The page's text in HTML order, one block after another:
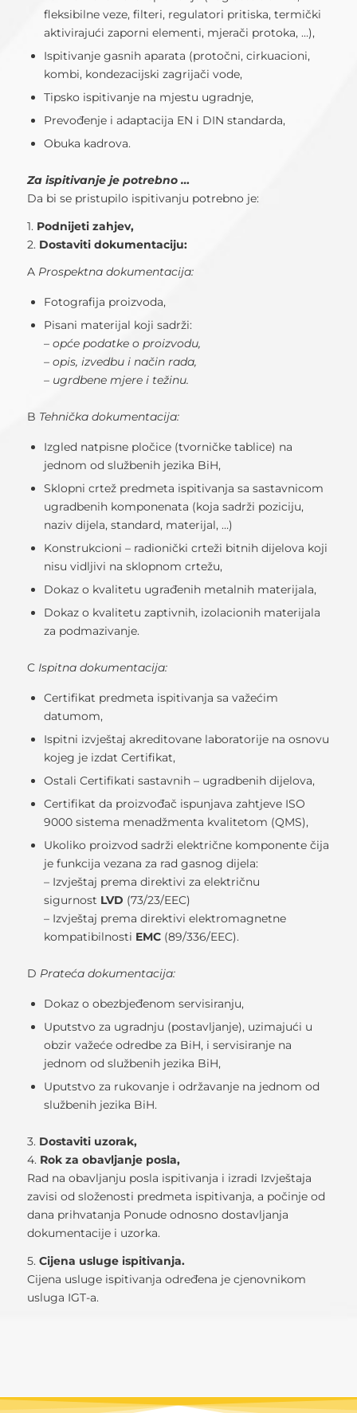
fleksibilne veze, filteri, regulatori pritiska, termički
aktivirajući zaporni elementi, mjerači protoka, …),
Ispitivanje gasnih aparata (protočni, cirkuacioni,
kombi, kondezacijski zagrijači vode,
Tipsko ispitivanje na mjestu ugradnje,
Prevođenje i adaptacija EN i DIN standarda,
Obuka kadrova.
Za ispitivanje je potrebno …
Da bi se pristupilo ispitivanju potrebno je:
1. Podnijeti zahjev,
2. Dostaviti dokumentaciju:
AProspektna dokumentacija:
Fotografija proizvoda,
Pisani materijal koji sadrži:
– opće podatke o proizvodu,
– opis, izvedbu i način rada,
– ugrdbene mjere i težinu.
B Tehnička dokumentacija:
Izgled natpisne pločice (tvorničke tablice) na
jednom od službenih jezika BiH,
Sklopni crtež predmeta ispitivanja sa sastavnicom
ugradbenih komponenata (koja sadrži poziciju,
naziv dijela, standard, materijal, …)
Konstrukcioni – radionički crteži bitnih dijelova koji
nisu vidljivi na sklopnom crtežu,
Dokaz o kvalitetu ugrađenih metalnih materijala,
Dokaz o kvalitetu zaptivnih, izolacionih materijala
za podmazivanje.
C Ispitna dokumentacija:
Certifikat predmeta ispitivanja sa važećim
datumom,
Ispitni izvještaj akreditovane laboratorije na osnovu
kojeg je izdat Certifikat,
Ostali Certifikati sastavnih – ugradbenih dijelova,
Certifikat da proizvođač ispunjava zahtjeve ISO
9000 sistema menadžmenta kvalitetom (QMS),
Ukoliko proizvod sadrži električne komponente čija
je funkcija vezana za rad gasnog dijela:
– Izvještaj prema direktivi za električnu
sigurnost LVD (73/23/EEC)
– Izvještaj prema direktivi elektromagnetne
kompatibilnosti EMC (89/336/EEC).
D Prateća dokumentacija:
Dokaz o obezbjeđenom servisiranju,
Uputstvo za ugradnju (postavljanje), uzimajući u
obzir važeće odredbe za BiH, i servisiranje na
jednom od službenih jezika BiH,
Uputstvo za rukovanje i održavanje na jednom od
službenih jezika BiH.
3. Dostaviti uzorak,
4. Rok za obavljanje posla,
Rad na obavljanju posla ispitivanja i izradi Izvještaja
zavisi od složenosti predmeta ispitivanja, a počinje od
dana prihvatanja Ponude odnosno dostavljanja
dokumentacije i uzorka.
5. Cijena usluge ispitivanja.
Cijena usluge ispitivanja određena je cjenovnikom
usluga IGT-a.